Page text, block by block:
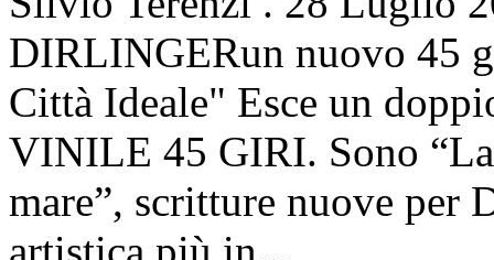
DIRLINGERun nuovo 45
Città Ideale" Esce un
VINILE 45 GIRI. Sono
mare”, scritture nuove per
artistica più in...